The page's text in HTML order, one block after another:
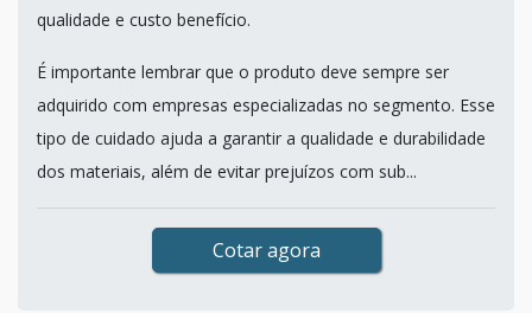
qualidade e custo benefício.
É importante lembrar que o produto deve sempre ser
adquirido com empresas especializadas no segmento. Esse
tipo de cuidado ajuda a garantir a qualidade e durabilidade
dos materiais, além de evitar prejuízos com sub...
Cotar agora